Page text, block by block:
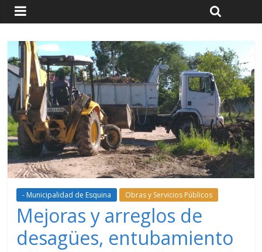
- Municipalidad de Esquina Obras y Servicios Públicos
Mejoras y arreglos de
desagües, entubamiento